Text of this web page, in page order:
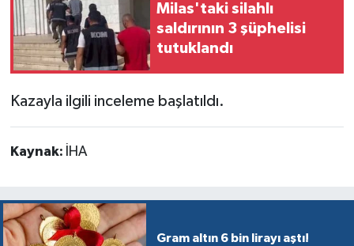
Milas'taki silahlı
saldırının 3 şüphelisi
tutuklandı
Kazayla ilgili inceleme başlatıldı.
Kaynak: İHA
Gram altın 6 bin lirayı aştı!